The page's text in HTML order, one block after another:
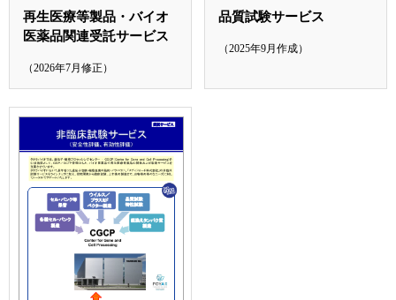
再生医療等製品・バイオ
医薬品関連受託サービス
（2026年7月修正）
品質試験サービス
（2025年9月作成）